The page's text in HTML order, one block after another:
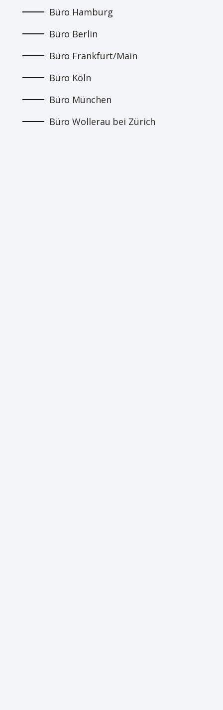
Büro Hamburg
Büro Berlin
Büro Frankfurt/Main
Büro Köln
Büro München
Büro Wollerau bei Zürich